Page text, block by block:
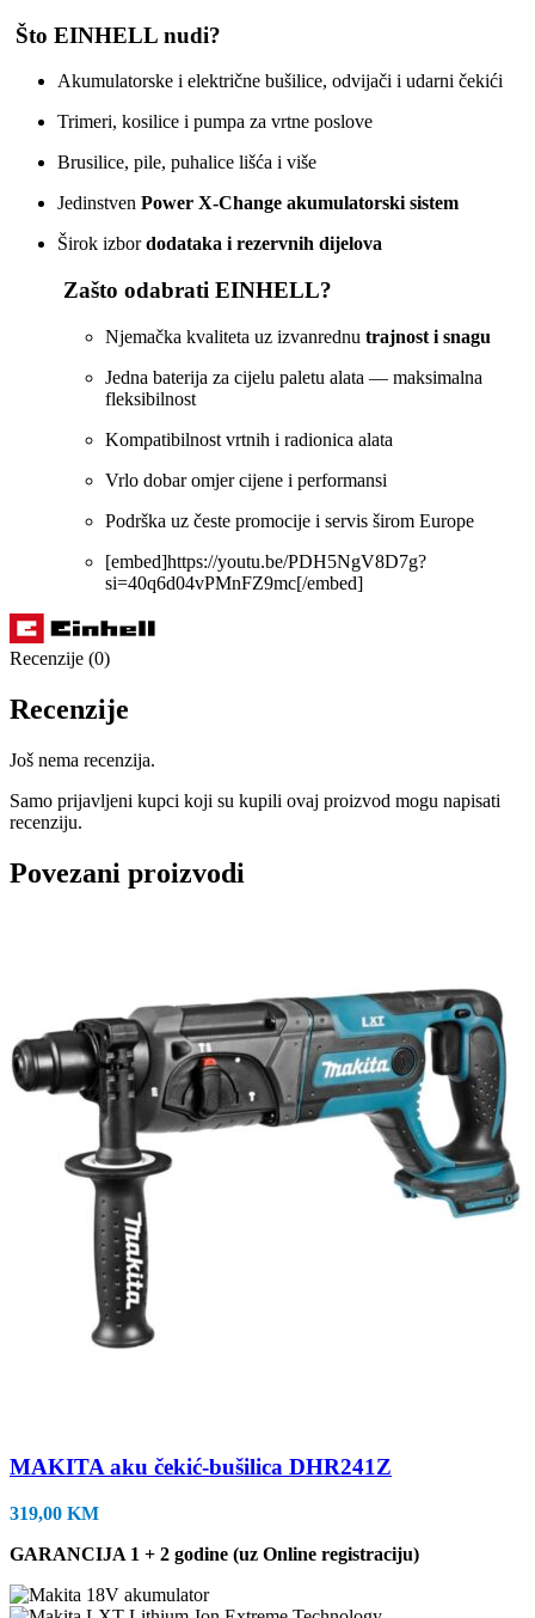
Što EINHELL nudi?
Akumulatorske i električne bušilice, odvijači i udarni čekići
Trimeri, kosilice i pumpa za vrtne poslove
Brusilice, pile, puhalice lišća i više
Jedinstven Power X‑Change akumulatorski sistem
Širok izbordodataka i rezervnih dijelova
Zašto odabrati EINHELL?
Njemačka kvaliteta uz izvanrednu trajnost i snagu
Jedna baterija za cijelu paletu alata — maksimalna
fleksibilnost
Kompatibilnost vrtnih i radionica alata
Vrlo dobar omjer cijene i performansi
Podrška uz česte promocije i servis širom Europe
[embed]https://youtu.be/PDH5NgV8D7g?
si=40q6d04vPMnFZ9mc[/embed]
Recenzije (0)
Recenzije
Još nema recenzija.
Samo prijavljeni kupci koji su kupili ovaj proizvod mogu napisati
recenziju.
Povezani proizvodi
MAKITA aku čekić-bušilica DHR241Z
319,00 KM
GARANCIJA 1 + 2 godine (uz Online registraciju)